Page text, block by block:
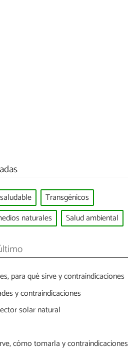
Transgénicos
naturales Salud ambiental
para qué sirve y contraindicaciones
y contraindicaciones
solar natural
cómo tomarla y contraindicaciones